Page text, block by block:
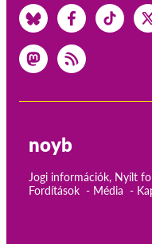
noyb
Jogi információk, Nyílt
Fordítások
Média